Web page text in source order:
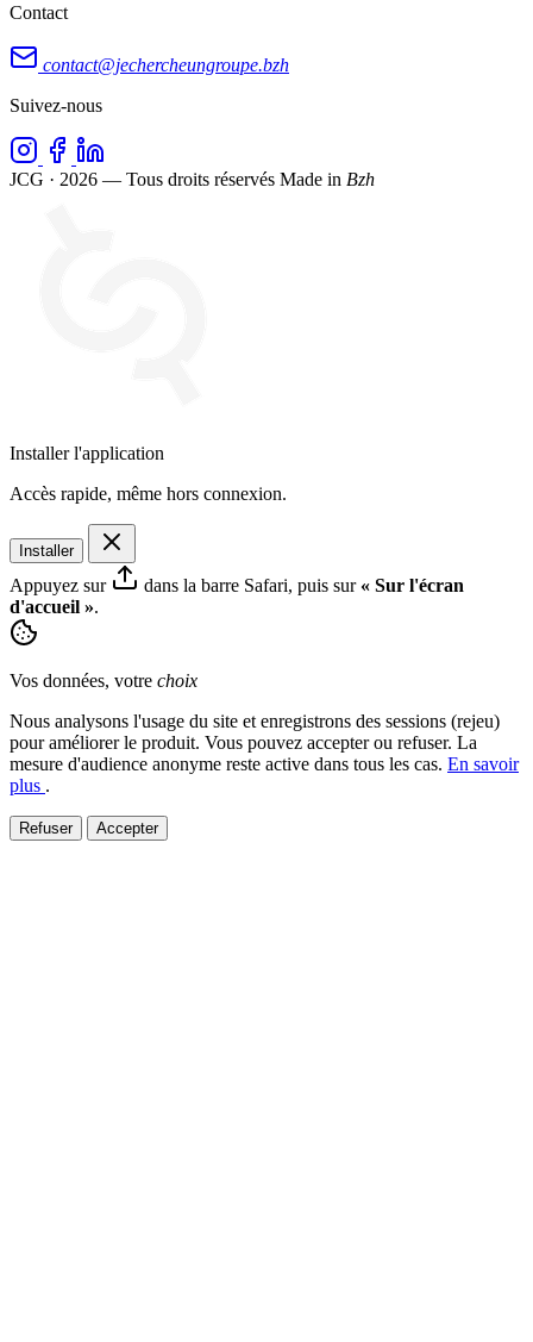
Contact
contact@jechercheungroupe.bzh
Suivez-nous
JCG · 2026 — Tous droits réservés Made in Bzh
Installer l'application
Accès rapide, même hors connexion.
Installer
Appuyez sur dans la barre Safari, puis sur « Sur l'écran
d'accueil ».
Vos données, votre choix
Nous analysons l'usage du site et enregistrons des sessions (rejeu)
pour améliorer le produit. Vous pouvez accepter ou refuser. La
mesure d'audience anonyme reste active dans tous les cas. En savoir
plus .
Refuser Accepter